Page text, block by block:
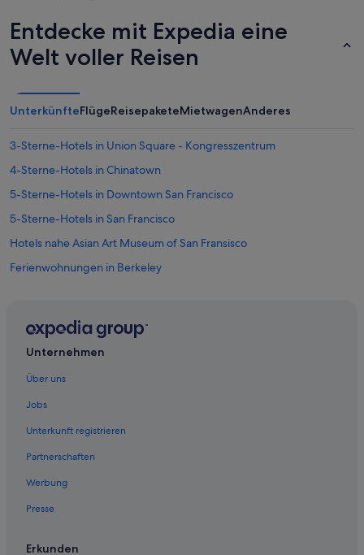
Entdecke mit Expedia eine
Welt voller Reisen
UnterkünfteFlügeReisepaketeMietwagenAnderes
3-Sterne-Hotels in Union Square - Kongresszentrum
4-Sterne-Hotels in Chinatown
5-Sterne-Hotels in Downtown San Francisco
5-Sterne-Hotels in San Francisco
Hotels nahe Asian Art Museum of San Fransisco
Ferienwohnungen in Berkeley
Wohnungen in Berkeley
Chinatown: Hotels
Hotels nahe Club Fugazi
All-Inclusive- in Downtown San Francisco
Boutique- in Downtown San Francisco
Unternehmen
Über uns
Jobs
Unterkunft registrieren
Partnerschaften
Werbung
Presse
Erkunden